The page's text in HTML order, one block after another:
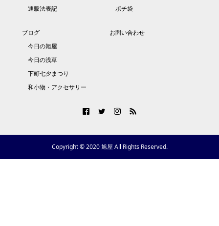
通販法表記
ポチ袋
ブログ
今日の旭屋
今日の浅草
下町七夕まつり
和小物・アクセサリー
お問い合わせ
Copyright © 2020 旭屋 All Rights Reserved.